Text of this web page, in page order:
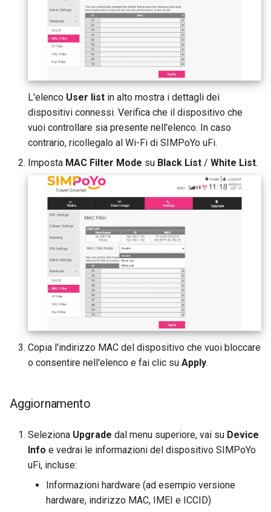
L'elenco User list in alto mostra i dettagli dei
dispositivi connessi. Verifica che il dispositivo che
vuoi controllare sia presente nell'elenco. In caso
contrario, ricollegalo al Wi-Fi di SIMPoYo uFi.
Imposta MAC Filter Mode su Black List / White List.
Copia l'indirizzo MAC del dispositivo che vuoi bloccare
o consentire nell'elenco e fai clic su Apply.
Aggiornamento
Seleziona Upgrade dal menu superiore, vai su Device
Info e vedrai le informazioni del dispositivo SIMPoYo
uFi, incluse:
Informazioni hardware (ad esempio versione
hardware, indirizzo MAC, IMEI e ICCID)